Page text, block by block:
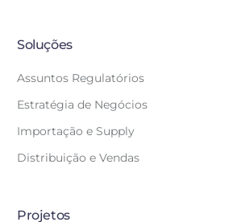
Soluções
Assuntos Regulatórios
Estratégia de Negócios
Importação e Supply
Distribuição e Vendas
Projetos